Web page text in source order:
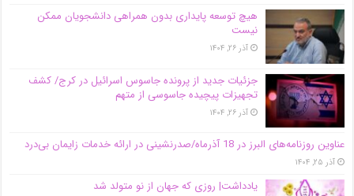
هیچ توسعه پایداری بدون همراهی دانشجویان ممکن
نیست
آذر ۲۶, ۱۴۰۴
جزئیات جدید از پرونده جاسوس اسرائیل در کرج/‌ کشف
تجهیزات پیچیده جاسوسی از متهم
آذر ۲۶, ۱۴۰۴
عناوین روزنامه‌های البرز در ‌18 آذرماه/صدرنشینی در ارائه خدمات زایمان بی‌درد
آذر ۲۵, ۱۴۰۴
یادداشت| روزی که جهان از نو متولد شد